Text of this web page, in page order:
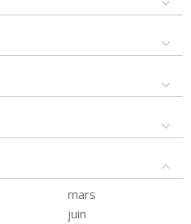
mars
juin